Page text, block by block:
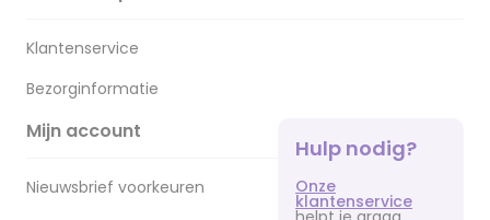
Klantenservice
Bezorginformatie
Mijn account
Nieuwsbrief voorkeuren
Hulp nodig?
Onze
klantenservice